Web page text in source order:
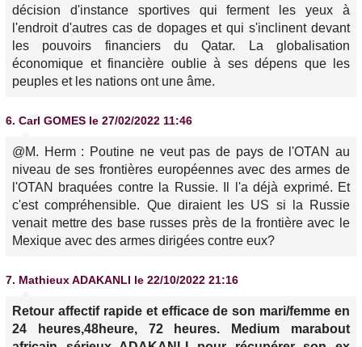
décision d'instance sportives qui ferment les yeux à
l'endroit d'autres cas de dopages et qui s'inclinent devant
les pouvoirs financiers du Qatar. La globalisation
économique et financière oublie à ses dépens que les
peuples et les nations ont une âme.
6. Carl GOMES le 27/02/2022 11:46
@M. Herm : Poutine ne veut pas de pays de l'OTAN au
niveau de ses frontières européennes avec des armes de
l'OTAN braquées contre la Russie. Il l'a déjà exprimé. Et
c'est compréhensible. Que diraient les US si la Russie
venait mettre des base russes près de la frontière avec le
Mexique avec des armes dirigées contre eux?
7. Mathieux ADAKANLI le 22/10/2022 21:16
Retour affectif rapide et efficace de son mari/femme en
24 heures,48heure, 72 heures. Medium marabout